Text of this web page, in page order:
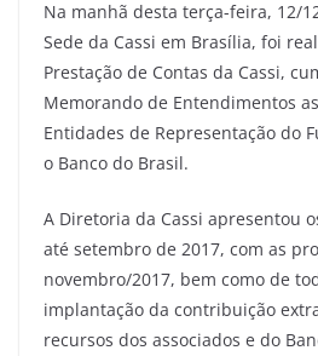
Na manhã desta terça-feira, 12/
Sede da Cassi em Brasília, foi
Prestação de Contas da Cassi,
Memorando de Entendimentos
Entidades de Representação do
o Banco do Brasil.
A Diretoria da Cassi apresentou
até setembro de 2017, com as
novembro/2017, bem como de
implantação da contribuição
recursos dos associados e do